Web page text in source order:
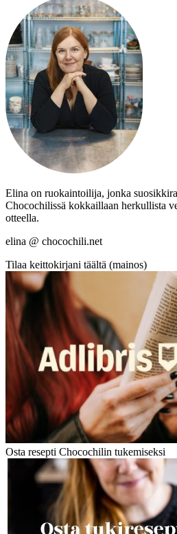
Elina on ruokaintoilija, jonka
Chocochilissä kokkaillaan herkullista
otteella.
elina @ chocochili.net
Tilaa keittokirjani täältä (mainos)
Osta resepti Chocochilin tukemiseksi